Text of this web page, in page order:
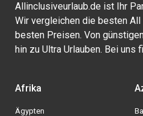
Allinclusiveurlaub.de ist Ihr
Wir vergleichen die besten
besten Preisen. Von
hin zu Ultra Urlauben. Bei uns
Afrika
Ägypten